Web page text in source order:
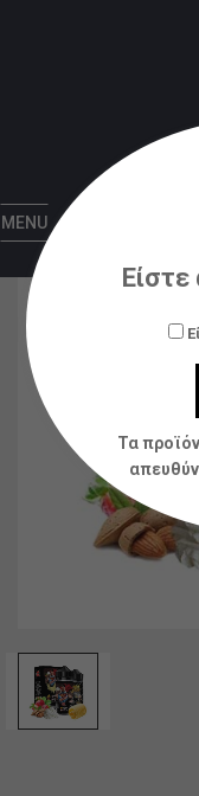
MENU
Υγρά
Mad
Τα